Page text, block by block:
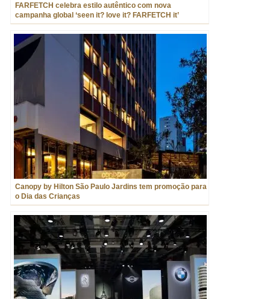
FARFETCH celebra estilo autêntico com nova
campanha global ‘seen it? love it? FARFETCH it’
Canopy by Hilton São Paulo Jardins tem promoção para
o Dia das Crianças